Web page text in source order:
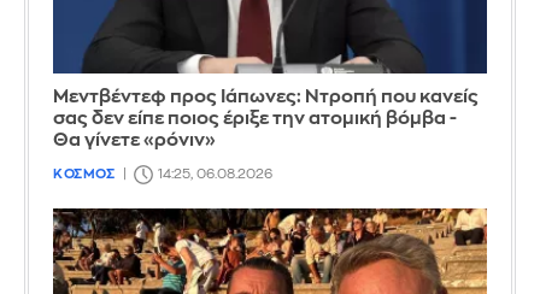
Μεντβέντεφ προς Ιάπωνες: Ντροπή που κανείς
σας δεν είπε ποιος έριξε την ατομική βόμβα -
Θα γίνετε «ρόνιν»
ΚΟΣΜΟΣ 14:25, 06.08.2026